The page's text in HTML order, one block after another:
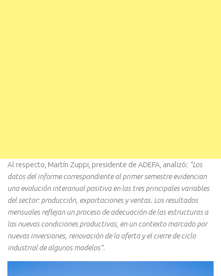
Al respecto, Martín Zuppi, presidente de ADEFA, analizó: “Los
datos del informe correspondiente al primer semestre evidencian
una evolución interanual positiva en las tres principales variables
del sector: producción, exportaciones y ventas. Los resultados
mensuales reflejan un proceso de adecuación de las estructuras a
las nuevas condiciones productivas, en un contexto marcado por
nuevas inversiones, renovación de la oferta y el cierre de ciclo
industrial de algunos modelos”.